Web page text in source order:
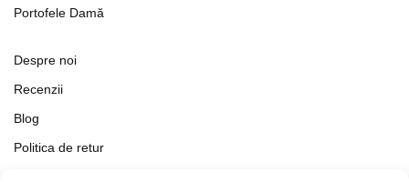
Portofele Damă
Despre noi
Recenzii
Blog
Politica de retur